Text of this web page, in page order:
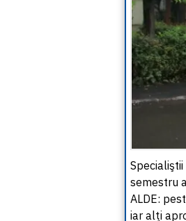
semestru
ALDE:
iar alţi